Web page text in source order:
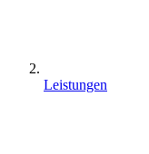
Leistungen